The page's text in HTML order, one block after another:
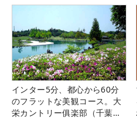
インター5分、都心から60分
のフラットな美観コース。大
栄カントリー俱楽部（千葉